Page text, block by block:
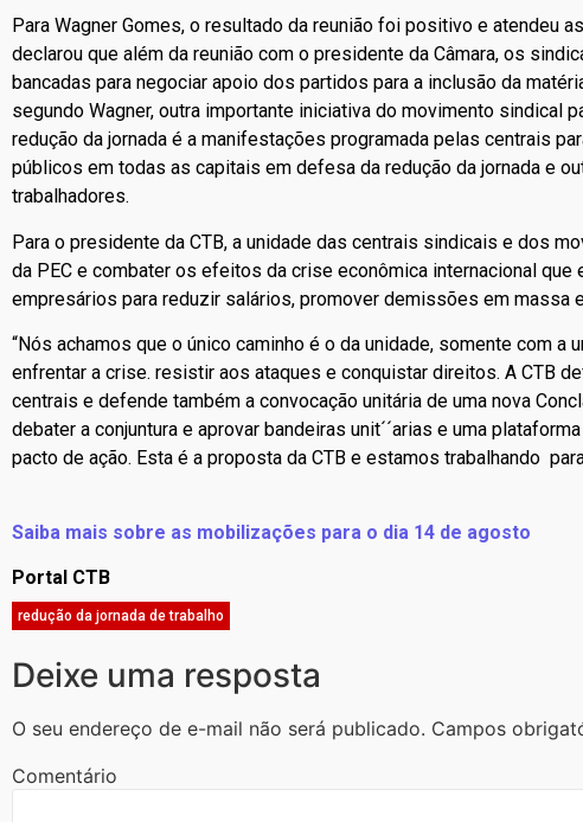
Para Wagner Gomes, o resultado da reunião foi positivo e atendeu
declarou que além da reunião com o presidente da Câmara, os
bancadas para negociar apoio dos partidos para a inclusão da
segundo Wagner, outra importante iniciativa do movimento sindical
redução da jornada é a manifestações programada pelas centrais
públicos em todas as capitais em defesa da redução da jornada e
trabalhadores.
Para o presidente da CTB, a unidade das centrais sindicais e dos
da PEC e combater os efeitos da crise econômica internacional
empresários para reduzir salários, promover demissões em massa
“Nós achamos que o único caminho é o da unidade, somente com
enfrentar a crise. resistir aos ataques e conquistar direitos. A CTB
centrais e defende também a convocação unitária de uma nova
debater a conjuntura e aprovar bandeiras unit´´arias e uma
pacto de ação. Esta é a proposta da CTB e estamos trabalhando
Saiba mais sobre as mobilizações para o dia 14 de agosto
Portal CTB
redução da jornada de trabalho
Deixe uma resposta
O seu endereço de e-mail não será publicado. Campos
Comentário